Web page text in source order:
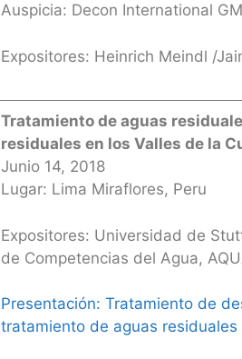
Auspicia: Decon International
Expositores: Heinrich Meindl /
Tratamiento de aguas
residuales en los Valles de la
Junio 14, 2018
Lugar: Lima Miraflores, Peru
Expositores: Universidad de
de Competencias del Agua,
Presentación: Tratamiento de
tratamiento de aguas residuales